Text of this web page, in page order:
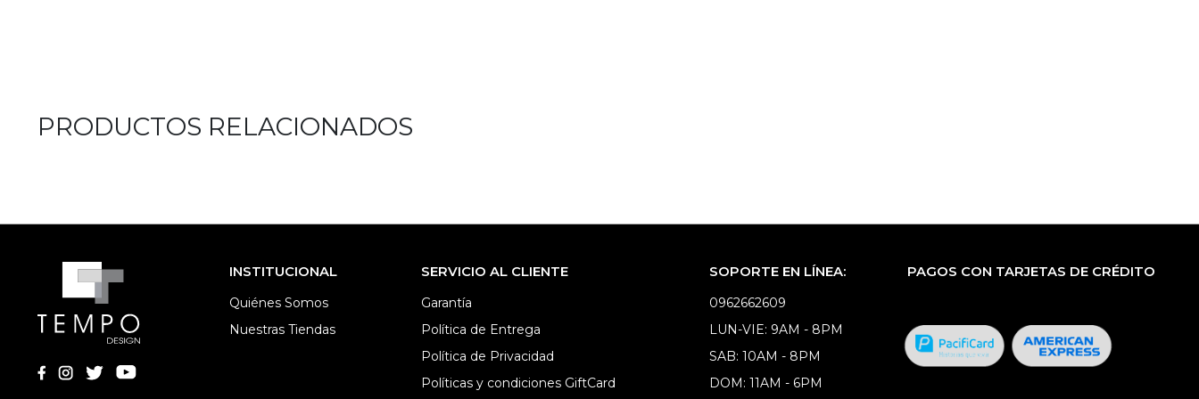
PRODUCTOS RELACIONADOS
INSTITUCIONAL
Quiénes Somos
Nuestras Tiendas
SERVICIO AL CLIENTE
Garantía
Política de Entrega
Política de Privacidad
Políticas y condiciones GiftCard
SOPORTE EN LÍNEA:
0962662609
LUN-VIE: 9AM - 8PM
SAB: 10AM - 8PM
DOM: 11AM - 6PM
PAGOS CON TARJETAS DE CRÉDITO